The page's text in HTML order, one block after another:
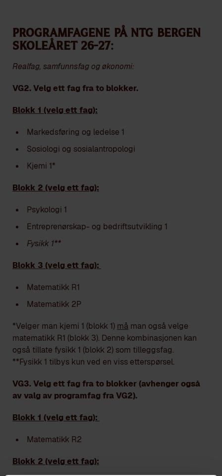
Programfagene på NTG Bergen
skoleåret 26-27:
Realfag, samfunnsfag og økonomi:
VG2. Velg ett fag fra to blokker.
Blokk 1 (velg ett fag):
Markedsføring og ledelse 1
Sosiologi og sosialantropologi
Kjemi 1*
Blokk 2 (velg ett fag):
Psykologi 1
Entreprenørskap- og bedriftsutvikling 1
Fysikk 1**
Blokk 3 (velg ett fag):
Matematikk R1
Matematikk 2P
*Velger man kjemi 1 (blokk 1) må man også velge
matematikk R1 (blokk 3). Denne kombinasjonen kan
også tillate fysikk 1 (blokk 2) som tilleggsfag.
**Fysikk 1 tilbys kun ved en viss etterspørsel.
VG3. Velg ett fag fra to blokker (avhenger også
av valg av programfag fra VG2).
Blokk 1 (velg ett fag):
Matematikk R2
Blokk 2 (velg ett fag):